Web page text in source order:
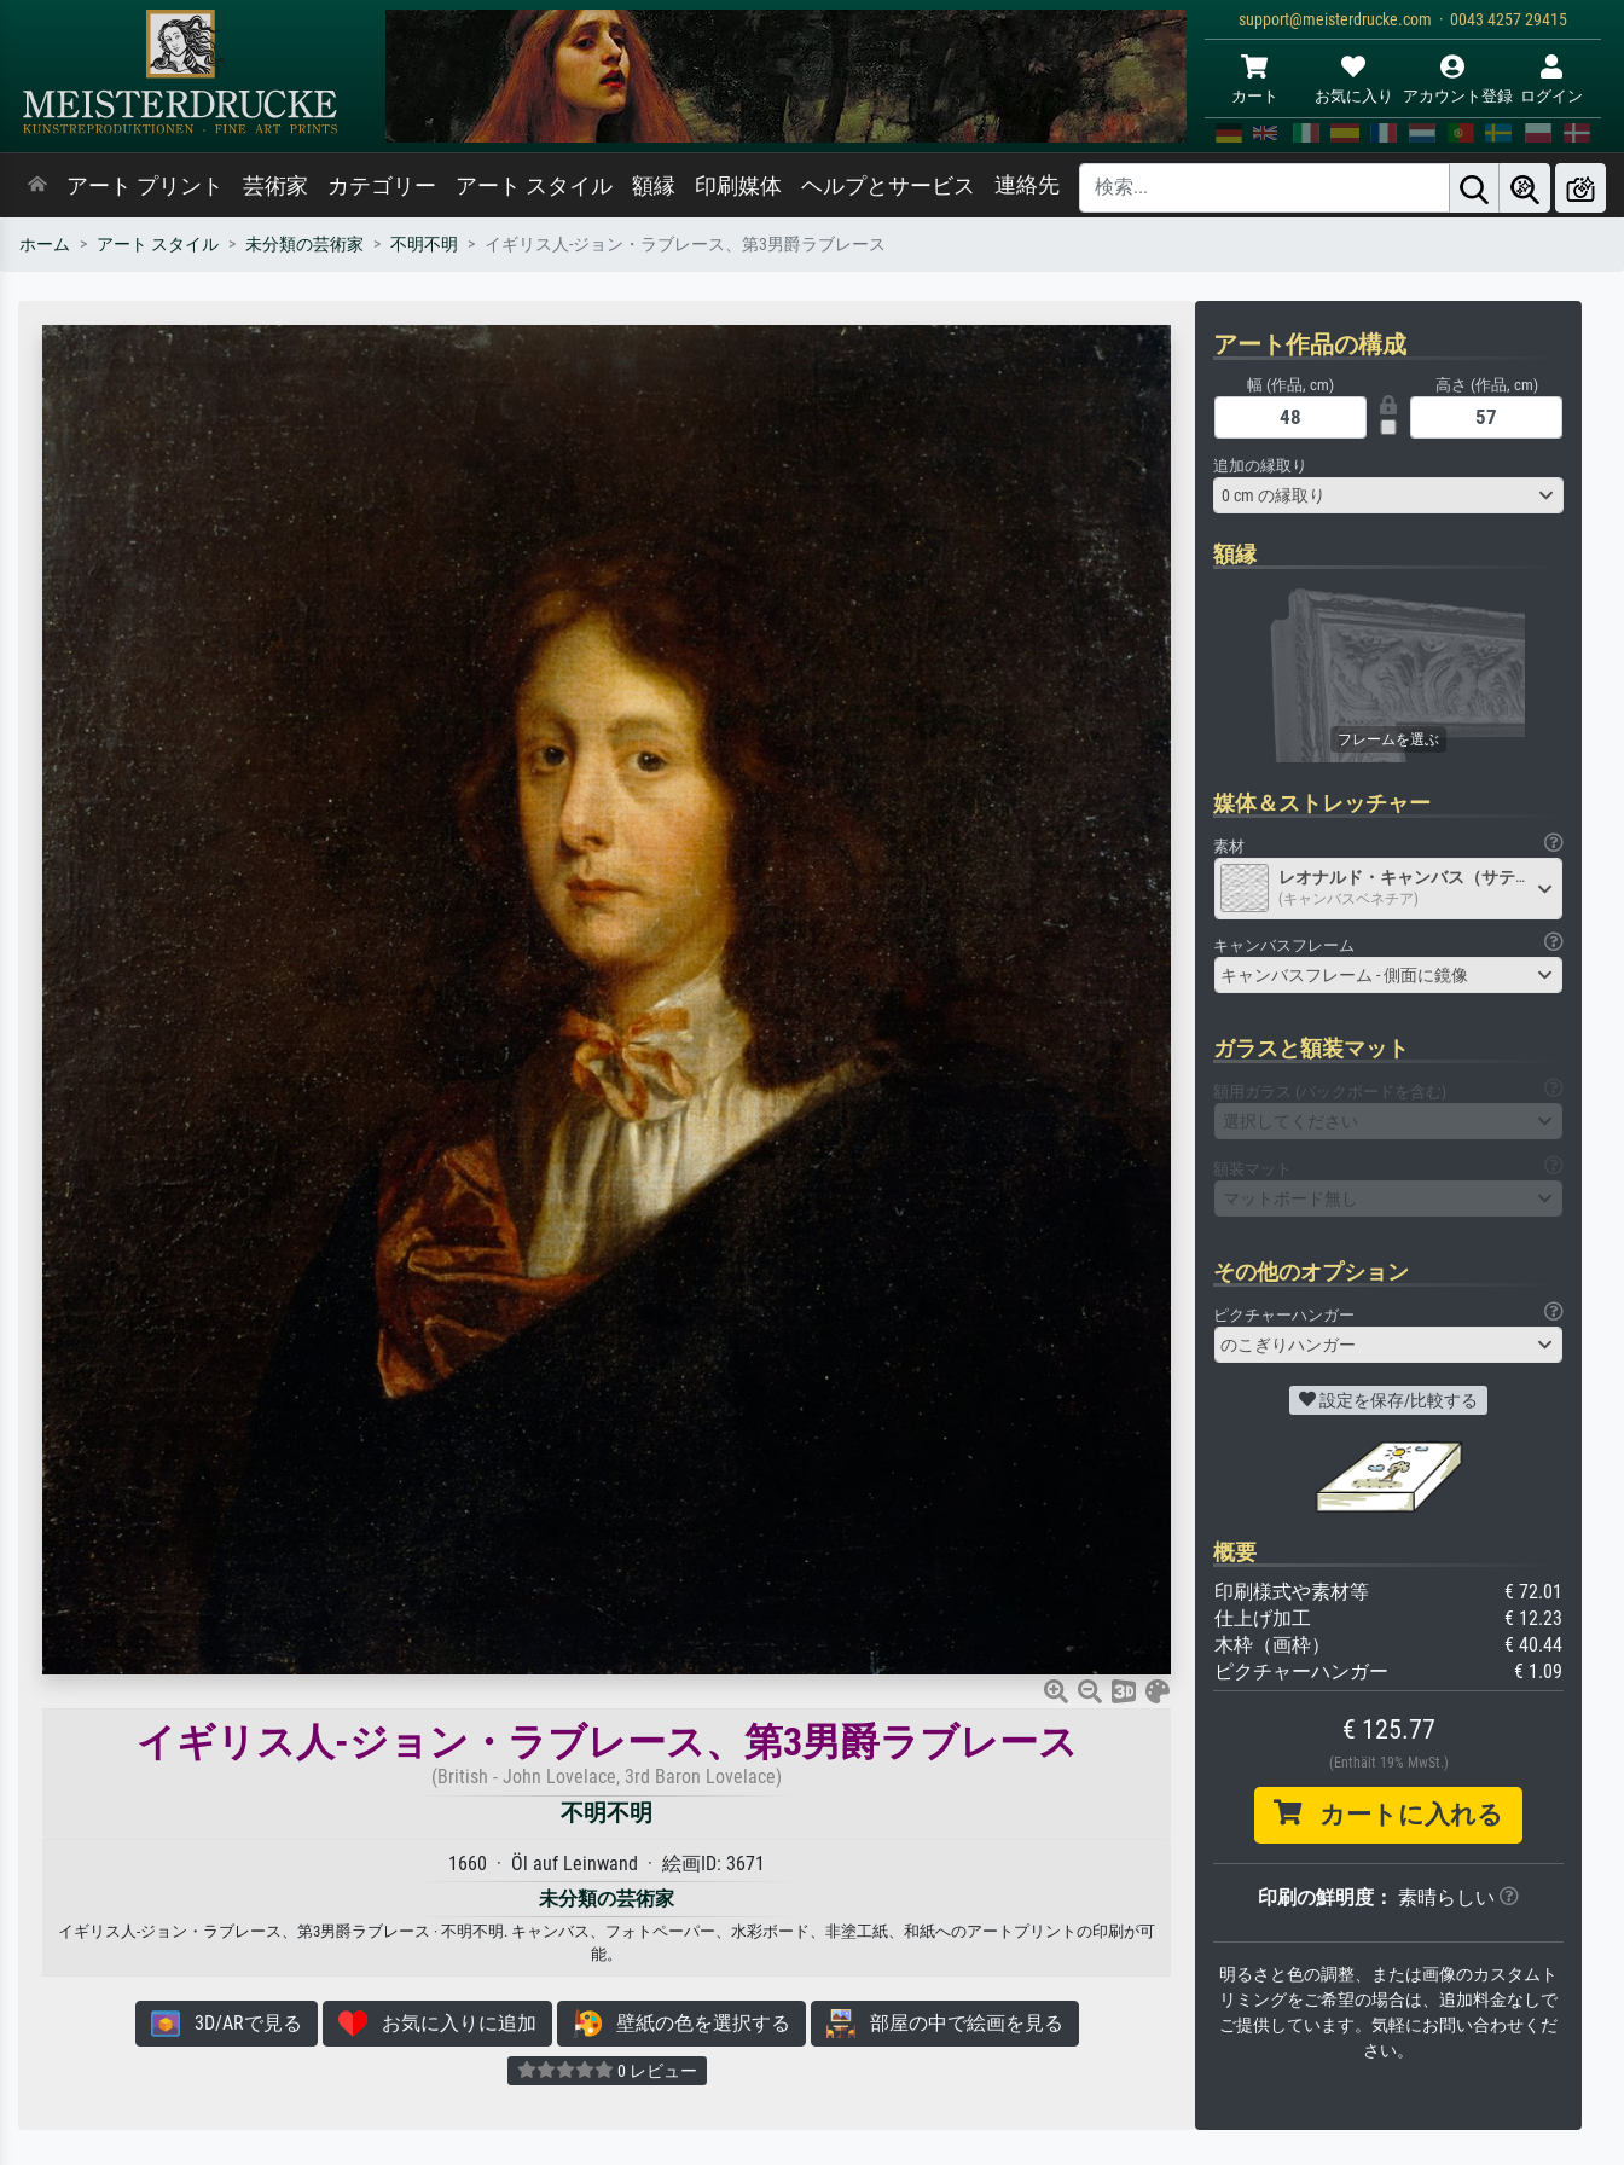
support@meisterdrucke.com · 0043 4257 29415
カート お気に入り アカウント登録 ログイン
アート プリント 芸術家 カテゴリー アート スタイル 額縁 印刷媒体 ヘルプとサービス 連絡先
ホーム アート スタイル 未分類の芸術家 不明不明 イギリス人-ジョン・ラブレース、第3男爵ラブレース
イギリス人-ジョン・ラブレース、第3男爵ラブレース
(British - John Lovelace, 3rd Baron Lovelace)
不明不明
1660 · Öl auf Leinwand · 絵画ID: 3671
未分類の芸術家
イギリス人-ジョン・ラブレース、第3男爵ラブレース · 不明不明. キャンバス、フォトペーパー、水彩ボード、非塗工紙、和紙へのアートプリントの印刷が可
能。
3D/ARで見る お気に入りに追加 壁紙の色を選択する 部屋の中で絵画を見る
0 レビュー
アート作品の構成
幅 (作品, cm) 高さ (作品, cm)
追加の縁取り
0 cm の縁取り
額縁
媒体＆ストレッチャー
素材
レオナルド・キャンバス（サテン）
(キャンバスベネチア)
キャンバスフレーム
キャンバスフレーム - 側面に鏡像
ガラスと額装マット
額用ガラス (バックボードを含む)
選択してください
額装マット
マットボード無し
その他のオプション
ピクチャーハンガー
のこぎりハンガー
設定を保存/比較する
概要
印刷様式や素材等
€ 72.01
仕上げ加工
€ 12.23
木枠（画枠）
€ 40.44
ピクチャーハンガー
€ 1.09
€ 125.77
(Enthält 19% MwSt.)
カートに入れる
印刷の鮮明度： 素晴らしい
明るさと色の調整、または画像のカスタムト
リミングをご希望の場合は、追加料金なしで
ご提供しています。気軽にお問い合わせくだ
さい。